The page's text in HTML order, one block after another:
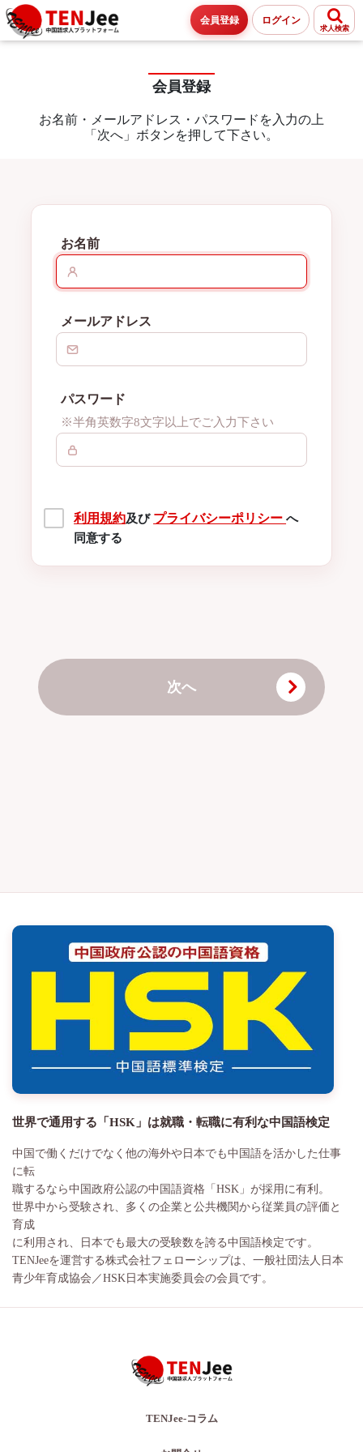
会員登録 ログイン
求人検索
会員登録
お名前・メールアドレス・パスワードを入力の上
「次へ」ボタンを押して下さい。
お名前
メールアドレス
パスワード
※半角英数字8文字以上でご入力下さい
利用規約及び プライバシーポリシーへ
同意する
次へ
世界で通用する「HSK」は就職・転職に有利な中国語検定
中国で働くだけでなく他の海外や日本でも中国語を活かした仕事
に転
職するなら中国政府公認の中国語資格「HSK」が採用に有利。
世界中から受験され、多くの企業と公共機関から従業員の評価と
育成
に利用され、日本でも最大の受験数を誇る中国語検定です。
TENJeeを運営する株式会社フェローシップは、一般社団法人日本
青少年育成協会／HSK日本実施委員会の会員です。
TENJee-コラム